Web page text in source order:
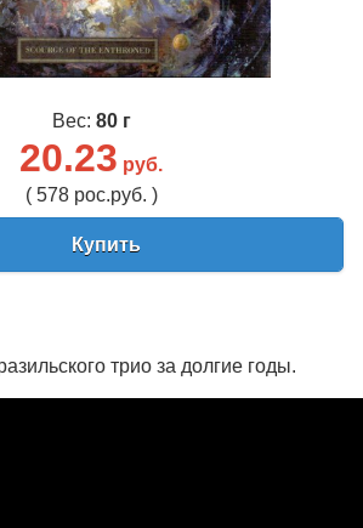
Вес: 80 г
20.23 руб.
( 578 рос.руб. )
Купить
трио за долгие годы.